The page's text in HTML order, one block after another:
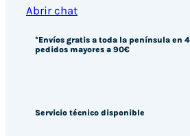
Abrir chat
*Envíos gratis a toda la península en
pedidos mayores a 90€
Servicio técnico disponible